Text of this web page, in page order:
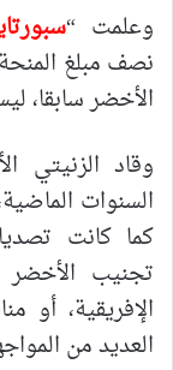
وعلمت “
نصف مبلغ
الأخضر سابقا،
وقاد الزنيتي
السنوات
كما كانت
تجنيب
الإفريقية،
العديد من